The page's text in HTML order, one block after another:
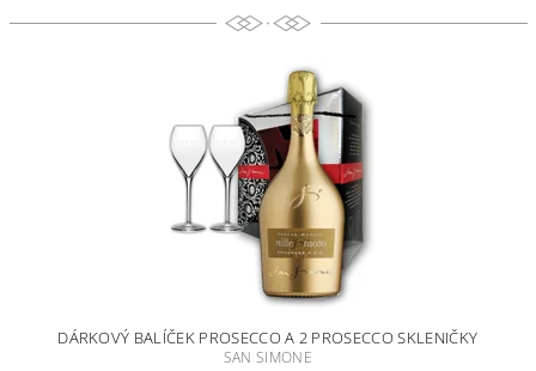
DÁRKOVÝ BALÍČEK PROSECCO A 2 PROSECCO SKLENIČKY
SAN SIMONE